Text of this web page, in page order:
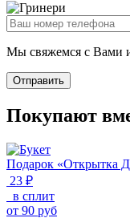
Мы свяжемся с Вами
Отправить
Покупают
Подарок «Открытка
23 ₽
в сплит
от 90 руб